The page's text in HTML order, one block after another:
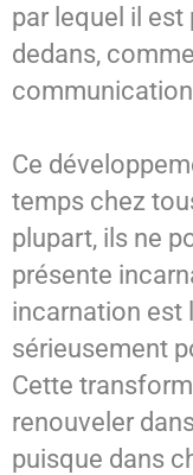
par lequel il est
dedans,
Ce
temps chez
plupart, ils ne
présente
incarnation est
sérieusement
Cette
renouveler
puisque dans